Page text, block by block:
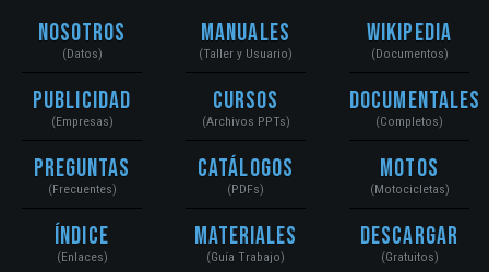
Nosotros
(Datos)
Publicidad
(Empresas)
Preguntas
(Frecuentes)
Índice
(Enlaces)
Manuales
(Taller y Usuario)
Cursos
(Archivos PPTs)
Catálogos
(PDFs)
Materiales
(Guía Trabajo)
Wikipedia
(Documentos)
Documentales
(Completos)
Motos
(Motocicletas)
Descargar
(Gratuitos)